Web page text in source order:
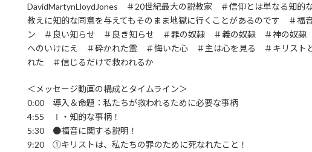
DavidMartynLloydJones ＃20世紀最大の説教家 ＃信仰とは単なる知的
教えに知的な同意を与えてもそのまま地獄に行くことがあるのです ＃
ン ＃良い知らせ ＃良き知らせ ＃罪の奴隷 ＃義の奴隷 ＃神の奴
へのいけにえ ＃砕かれた霊 ＃悔いた心 ＃主は心を見る ＃キリスト
れた ＃信じるだけで救われるか
＜メッセージ動画の構成とタイムライン＞
0:00 導入＆命題：私たちが救われるために必要な事柄
4:55 Ⅰ・知的な事柄！
5:30 ●福音に関する説明！
9:20 ①キリストは、私たちの罪のために死なれたこと！